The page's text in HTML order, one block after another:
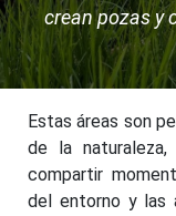
crean pozas y
Estas áreas son
de la naturaleza,
compartir
del entorno y las